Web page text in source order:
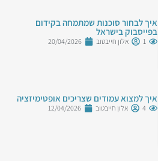
איך לבחור סוכנות שמתמחה בקידום
בפייסבוק בישראל
1 אלון חייבטוב 20/04/2026
איך למצוא עמודים שצריכים אופטימיזציה
4 אלון חייבטוב 12/04/2026